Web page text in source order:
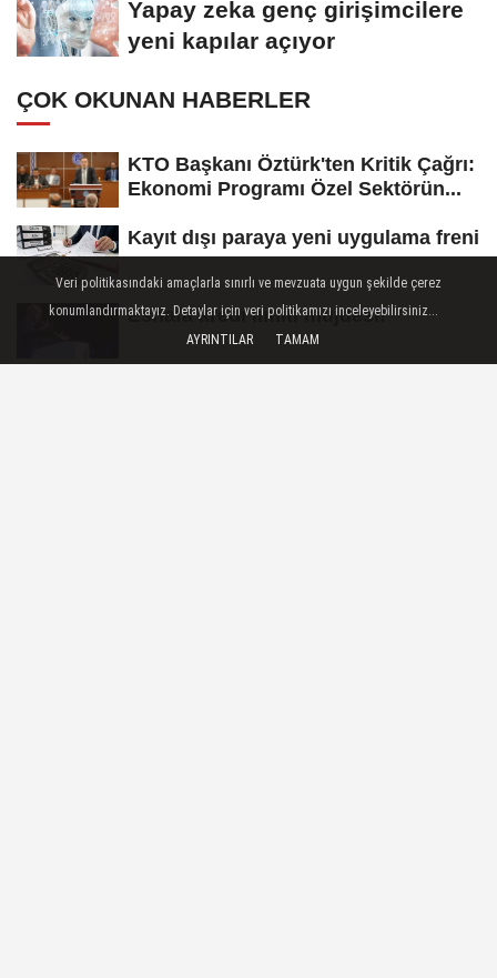
Yapay zeka genç girişimcilere
yeni kapılar açıyor
ÇOK OKUNAN HABERLER
KTO Başkanı Öztürk'ten Kritik Çağrı:
Ekonomi Programı Özel Sektörün...
Kayıt dışı paraya yeni uygulama freni
Esnafa kredi limiti müjdesi!
Veri politikasındaki amaçlarla sınırlı ve mevzuata uygun şekilde çerez
konumlandırmaktayız. Detaylar için veri politikamızı inceleyebilirsiniz...
AYRINTILAR
TAMAM